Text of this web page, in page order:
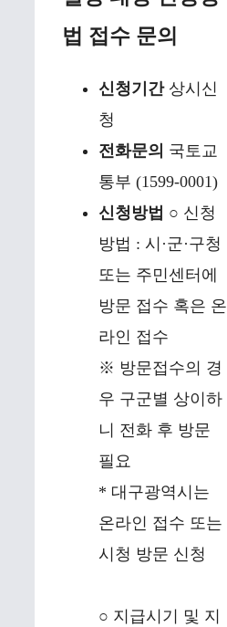
법 접수 문의
신청기간상시신
청
전화문의 국토교
통부 (1599-0001)
신청방법 ○ 신청
방법 : 시·군·구청
또는 주민센터에
방문 접수 혹은 온
라인 접수
※ 방문접수의 경
우 구군별 상이하
니 전화 후 방문
필요
* 대구광역시는
온라인 접수 또는
시청 방문 신청
○ 지급시기 및 지